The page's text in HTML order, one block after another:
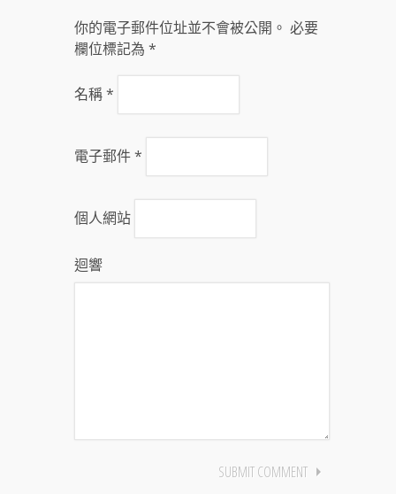
你的電子郵件位址並不會被公開。 必要
欄位標記為 *
名稱*
電子郵件*
個人網站
迴響